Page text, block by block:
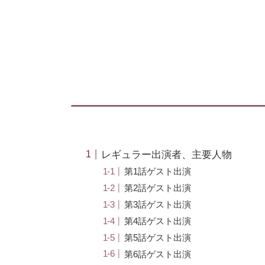
レギュラー出演者、主要人物
第1話ゲスト出演
第2話ゲスト出演
第3話ゲスト出演
第4話ゲスト出演
第5話ゲスト出演
第6話ゲスト出演